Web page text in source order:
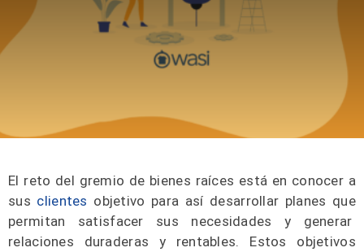
El reto del gremio de bienes raíces está en conocer a
sus clientes objetivo para así desarrollar planes que
permitan satisfacer sus necesidades y generar
relaciones duraderas y rentables. Estos objetivos